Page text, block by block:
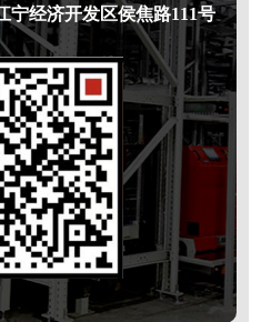
宁经济开发区侯焦路111号